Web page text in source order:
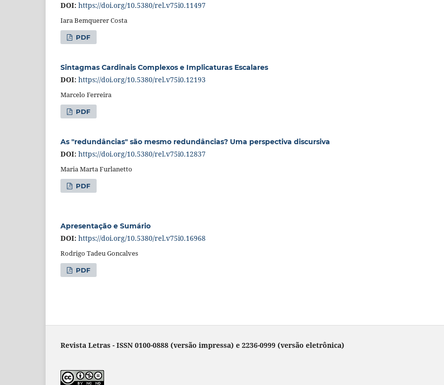
DOI: https://doi.org/10.5380/rel.v75i0.11497
Iara Bemquerer Costa
PDF
Sintagmas Cardinais Complexos e Implicaturas Escalares
DOI: https://doi.org/10.5380/rel.v75i0.12193
Marcelo Ferreira
PDF
As "redundâncias" são mesmo redundâncias? Uma perspectiva discursiva
DOI: https://doi.org/10.5380/rel.v75i0.12837
Maria Marta Furlanetto
PDF
Apresentação e Sumário
DOI: https://doi.org/10.5380/rel.v75i0.16968
Rodrigo Tadeu Goncalves
PDF
Revista Letras - ISSN 0100-0888 (versão impressa) e 2236-0999 (versão eletrônica)